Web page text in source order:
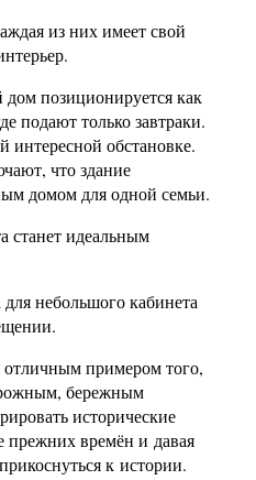
из них имеет свой
позиционируется как
подают только завтраки.
обстановке.
что здание
домом для одной семьи.
станет идеальным
небольшого кабинета
отличным примером того,
бережным
исторические
прежних времён и давая
к истории.